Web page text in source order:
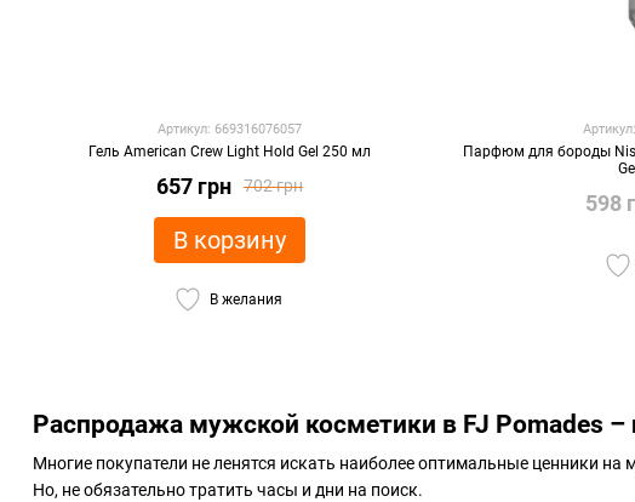
Распродажа мужской косметики в FJ Pomades
Многие покупатели не ленятся искать наиболее оптимальные ценники
Но, не обязательно тратить часы и дни на поиск.
Артикул: 669316076057
Гель American Crew Light Hold Gel 250 мл
702 грн
657 грн
В корзину
В желания
Парфюм для бороды
598